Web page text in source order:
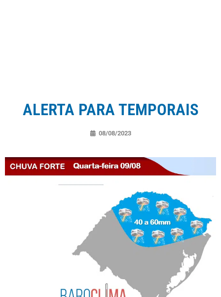
ALERTA PARA TEMPORAIS
08/08/2023